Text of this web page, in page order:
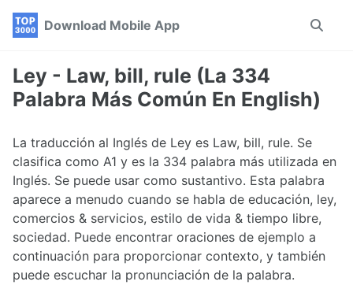
Skip
navigation
Skip
Skip
Download Mobile App
Toggle
Ley - Law, bill, rule (La 334
Palabra Más Común En English)
La traducción al Inglés de Ley es Law, bill, rule. Se
clasifica como A1 y es la 334 palabra más utilizada en
Inglés. Se puede usar como sustantivo. Esta palabra
aparece a menudo cuando se habla de educación, ley,
comercios & servicios, estilo de vida & tiempo libre,
sociedad. Puede encontrar oraciones de ejemplo a
continuación para proporcionar contexto, y también
puede escuchar la pronunciación de la palabra.